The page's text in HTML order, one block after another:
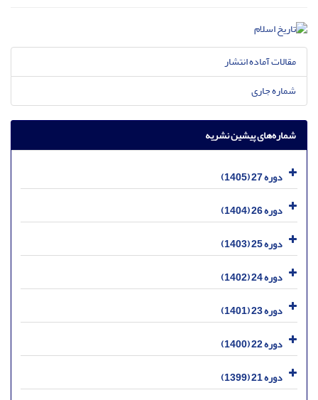
مقالات آماده انتشار
شماره جاری
شماره‌های پیشین نشریه
دوره 27 (1405)
دوره 26 (1404)
دوره 25 (1403)
دوره 24 (1402)
دوره 23 (1401)
دوره 22 (1400)
دوره 21 (1399)